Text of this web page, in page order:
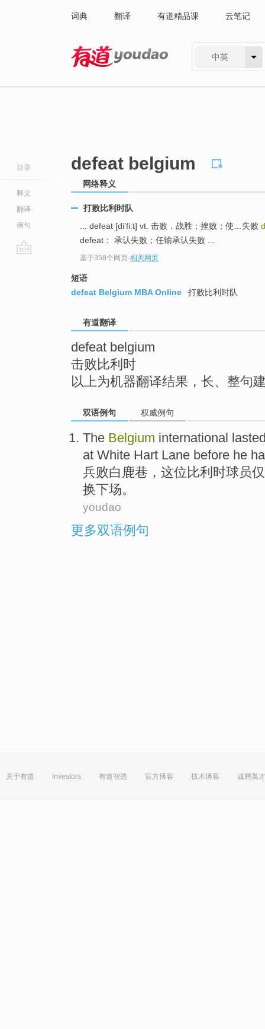
词典 翻译 有道精品课 云笔记
中英
目录
释义
翻译
例句
defeat belgium
网络释义
打败比利时队
... defeat [di'fi:t] vt. 击败，战胜；挫败；使…失败
defeat： 承认失败；任输承认失败 ...
基于358个网页-相关网页
短语
defeat Belgium MBA Online
打败比利时队
有道翻译
defeat belgium
击败比利时
以上为机器翻译结果，长、整句
双语例句 权威例句
The Belgium international
at White Hart Lane before he
兵败白 鹿巷 ，这位比利时球员
换下场。
youdao
更多双语例句
关于有道 Investors 有道智选 官方博客 技术博客 诚聘英才